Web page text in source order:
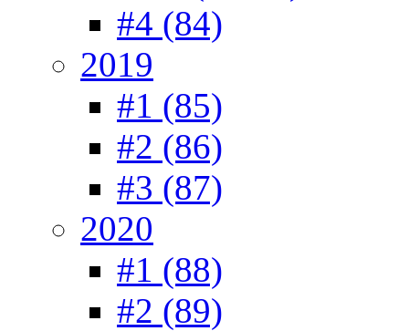
#4 (84)
2019
#1 (85)
#2 (86)
#3 (87)
2020
#1 (88)
#2 (89)